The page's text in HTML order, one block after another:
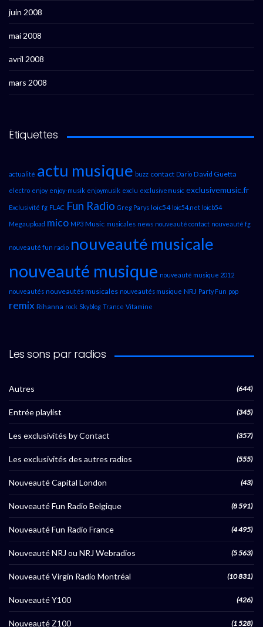
juin 2008
mai 2008
avril 2008
mars 2008
Étiquettes
actualité actu musique buzz contact Dario David Guetta
electro enjoy enjoy-musik enjoymusik exclu exclusivemusic exclusivemusic.fr
Exclusivité fg FLAC Fun Radio Greg Parys loic54 loic54.net loicb54
Megaupload mico MP3 Music musicales news nouveauté contact nouveauté fg
nouveauté fun radio nouveauté musicale
nouveauté musique nouveauté musique 2012
nouveautés nouveautés musicales nouveautés musique NRJ Party Fun pop
remix Rihanna rock Skyblog Trance Vitamine
Les sons par radios
Autres (644)
Entrée playlist (345)
Les exclusivités by Contact (357)
Les exclusivités des autres radios (555)
Nouveauté Capital London (43)
Nouveauté Fun Radio Belgique (8 591)
Nouveauté Fun Radio France (4 495)
Nouveauté NRJ ou NRJ Webradios (5 563)
Nouveauté Virgin Radio Montréal (10 831)
Nouveauté Y100 (426)
Nouveauté Z100 (1 528)